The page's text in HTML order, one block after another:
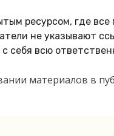
ресурсом, где
не указывают
себя всю
материалов в